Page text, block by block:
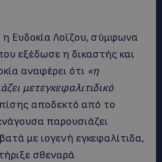
η Ευδοκία Λοϊζου, σύμφωνα
εξέδωσε η δικαστής και
αναφέρει ότι «η
μετεγκεφαλιτιδικό
αποδεκτό από το
παρουσιάζει
με ιογενή εγκεφαλίτιδα,
σθεναρά